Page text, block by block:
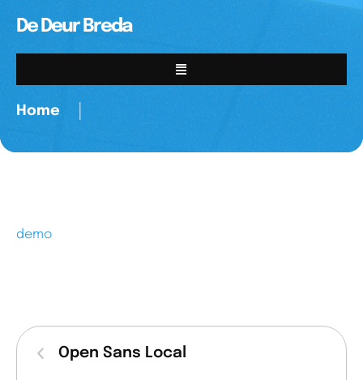
De Deur Breda
Home
demo
Open Sans Local